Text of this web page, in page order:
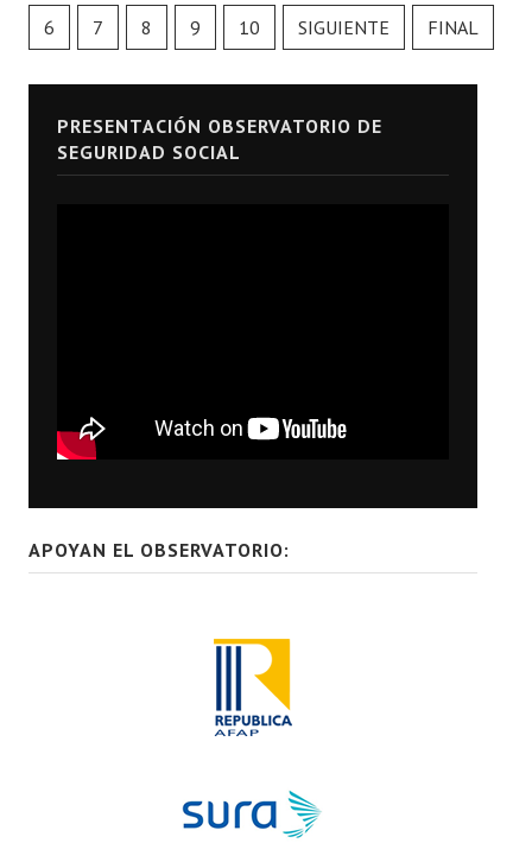
6 7 8 9 10 SIGUIENTE FINAL
PRESENTACIÓN OBSERVATORIO DE
SEGURIDAD SOCIAL
APOYAN EL OBSERVATORIO: